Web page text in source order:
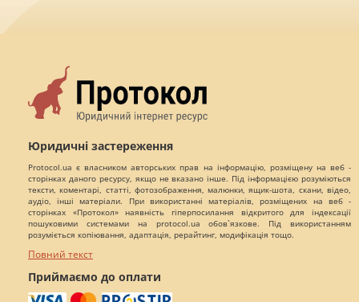
Юридичні застереження
Protocol.ua є власником авторських прав на інформацію, розміщену на веб -
сторінках даного ресурсу, якщо не вказано інше. Під інформацією розуміються
тексти, коментарі, статті, фотозображення, малюнки, ящик-шота, скани, відео,
аудіо, інші матеріали. При використанні матеріалів, розміщених на веб -
сторінках «Протокол» наявність гіперпосилання відкритого для індексації
пошуковими системами на protocol.ua обов`язкове. Під використанням
розуміється копіювання, адаптація, рерайтинг, модифікація тощо.
Повний текст
Приймаємо до оплати